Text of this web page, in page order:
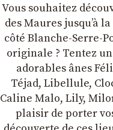
Vous souhaitez
des Maures jusqu’à
côté Blanche-Serre-
originale ? Tentez
adorables ânes
Téjad, Libellule,
Caline Malo, Lily,
plaisir de porter